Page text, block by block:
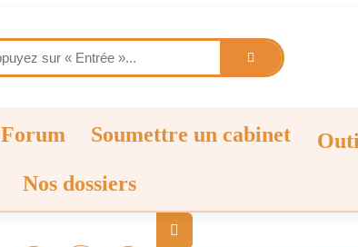
Forum Soumettre un cabinet
Nos dossiers